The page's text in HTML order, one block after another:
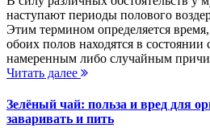
наступают периоды полового
Этим термином определяется время,
обоих полов находятся в состоянии
намеренным либо случайным
Читать далее
Зелёный чай: польза и вред для
заваривать и пить